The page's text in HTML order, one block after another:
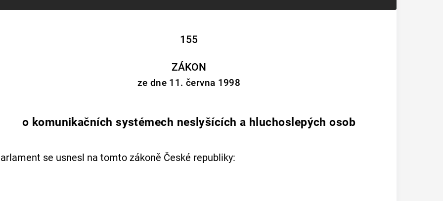
155
ZÁKON
ze dne 11. června 1998
o komunikačních systémech neslyšících a hluchoslepých osob
se usnesl na tomto zákoně České republiky: